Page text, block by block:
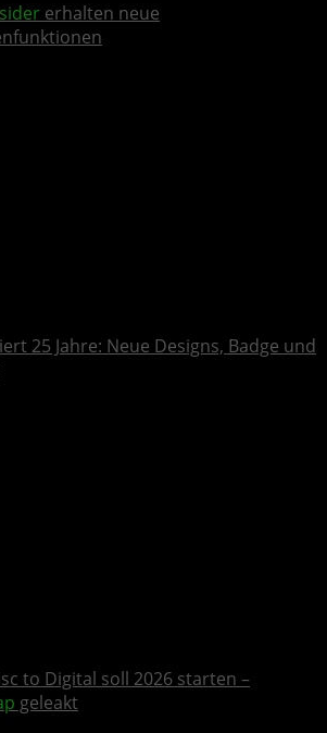
erhalten neue
25 Jahre: Neue Designs, Badge und
to Digital soll 2026 starten –
geleakt